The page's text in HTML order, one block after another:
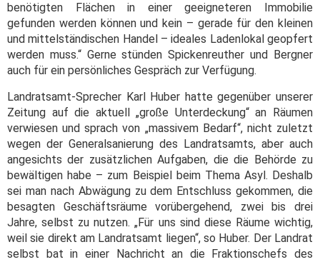
benötigten Flächen in einer geeigneteren Immobilie
gefunden werden können und kein – gerade für den kleinen
und mittelständischen Handel – ideales Ladenlokal geopfert
werden muss.“ Gerne stünden Spickenreuther und Bergner
auch für ein persönliches Gespräch zur Verfügung.
Landratsamt-Sprecher Karl Huber hatte gegenüber unserer
Zeitung auf die aktuell „große Unterdeckung“ an Räumen
verwiesen und sprach von „massivem Bedarf“, nicht zuletzt
wegen der Generalsanierung des Landratsamts, aber auch
angesichts der zusätzlichen Aufgaben, die die Behörde zu
bewältigen habe – zum Beispiel beim Thema Asyl. Deshalb
sei man nach Abwägung zu dem Entschluss gekommen, die
besagten Geschäftsräume vorübergehend, zwei bis drei
Jahre, selbst zu nutzen. „Für uns sind diese Räume wichtig,
weil sie direkt am Landratsamt liegen“, so Huber. Der Landrat
selbst bat in einer Nachricht an die Fraktionschefs des